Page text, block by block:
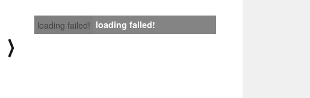
loading failed! loading failed!
⟩